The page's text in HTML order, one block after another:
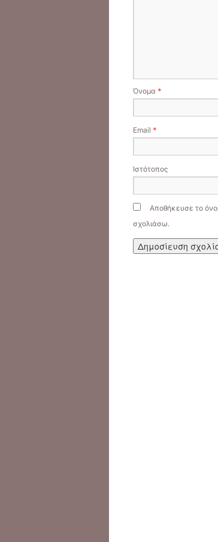
Όνομα *
Email *
Ιστότοπος
Αποθήκευσε το
σχολιάσω.